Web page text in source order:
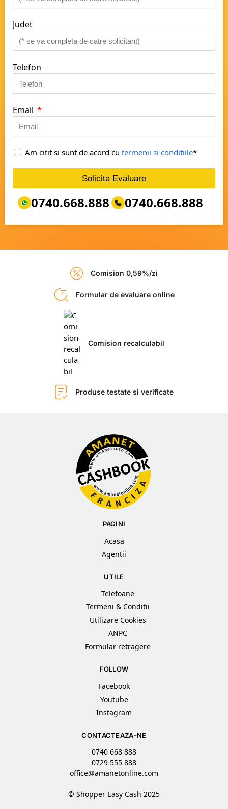
Judet
Telefon
Email
Am citit si sunt de acord cu termenii si conditiile*
Solicita Evaluare
0740.668.888 0740.668.888
Comision 0,59%/zi
Formular de evaluare online
Comision recalculabil
Produse testate si verificate
PAGINI
Acasa
Agentii
UTILE
Telefoane
Termeni & Conditii
Utilizare Cookies
ANPC
Formular retragere
FOLLOW
Facebook
Youtube
Instagram
CONTACTEAZA-NE
0740 668 888
0729 555 888
office@amanetonline.com
© Shopper Easy Cash 2025